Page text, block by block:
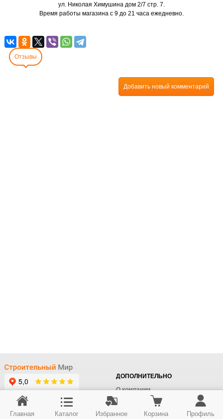
ул. Николая Химушина дом 2/7 стр. 7.
Время работы магазина с 9 до 21 часа ежедневно.
Отзывы
Добавить новый комментарий
ДОПОЛНИТЕЛЬНО
О компании
Доставка
Оплата
Главная Каталог Избранное Корзина Профиль